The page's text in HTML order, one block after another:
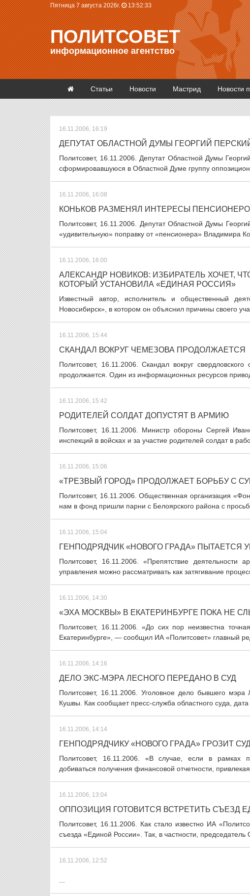
Пятница 7 августа 2026г. 13:52:34
ПОЛИТСОВЕТ
информационное агентство
Статьи Новости Мастрид Новости
16.11.2006, 16:19
ДЕПУТАТ ОБЛАСТНОЙ ДУМЫ ГЕОРГИЙ
Политсовет, 16.11.2006. Депутат Областной Думы
сформировавшуюся в Областной Думе группу
16.11.2006, 16:08
КОНЬКОВ РАЗМЕНЯЛ ИНТЕРЕСЫ
Политсовет, 16.11.2006. Депутат Областной Думы
«удивительную» поправку от «пенсионера» Владимира
16.11.2006, 16:00
АЛЕКСАНДР НОВИКОВ: ИЗБИРАТЕЛЬ ХОЧЕТ,
КОТОРЫЙ УСТАНОВИЛА «ЕДИНАЯ РОССИЯ»
Известный автор, исполнитель и общественный
Новосибирск», в котором он объяснил причины своего
16.11.2006, 15:44
СКАНДАЛ ВОКРУГ ЧЕМЕЗОВА ПРОДОЛЖАЕТСЯ
Политсовет, 16.11.2006. Скандал вокруг
продолжается. Один из информационных ресурсов
16.11.2006, 15:42
РОДИТЕЛЕЙ СОЛДАТ ДОПУСТЯТ В АРМИЮ
Политсовет, 16.11.2006. Министр обороны Сергей
инспекций в войсках и за участие родителей солдат в
16.11.2006, 15:06
«ТРЕЗВЫЙ ГОРОД» ПРОДОЛЖАЕТ БОРЬБУ С
Политсовет, 16.11.2006. Общественная организация
нам в фонд пришли парни с Белоярского района с
16.11.2006, 15:04
ГЕНПОДРЯДЧИК «НОВОГО ГРАДА» ПЫТАЕТСЯ
Политсовет, 16.11.2006. «Препятствие
управления можно рассматривать как затягивание
16.11.2006, 14:30
«ЭХА МОСКВЫ» В ЕКАТЕРИНБУРГЕ ПОКА НЕ
Политсовет, 16.11.2006. «До сих пор неизвестна
Екатеринбурге», — сообщил ИА «Политсовет» главный
16.11.2006, 14:16
ДЕЛО ЭКС-МЭРА ЛЕСНОГО ПЕРЕДАНО В СУД
Политсовет, 16.11.2006. Уголовное дело бывшего мэра
Кушвы. Как сообщает пресс-служба областного суда,
16.11.2006, 14:14
ГЕНПОДРЯДЧИКУ «НОВОГО ГРАДА» ГРОЗИТ
Политсовет, 16.11.2006. «В случае, если в рамках
добиваться получения финансовой отчетности,
16.11.2006, 13:04
ОППОЗИЦИЯ ГОТОВИТСЯ ВСТРЕТИТЬ СЪЕЗД
Политсовет, 16.11.2006. Как стало известно ИА
съезда «Единой России». Так, в частности, председатель
16.11.2006, 12:52